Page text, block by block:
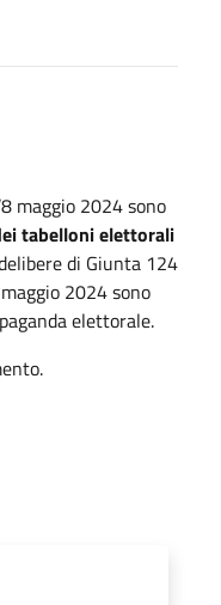
maggio 2024 sono
tabelloni elettorali
di Giunta 124
2024 sono
elettorale.